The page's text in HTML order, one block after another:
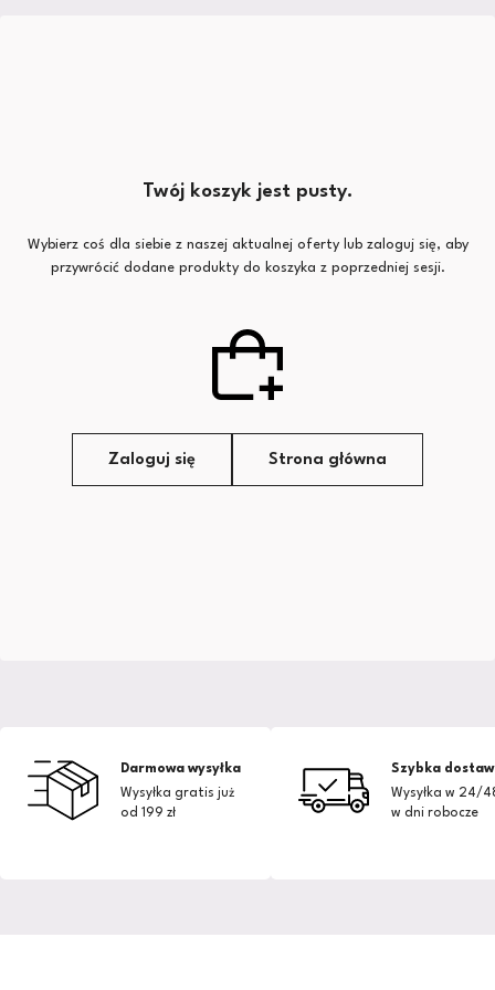
Twój koszyk jest pusty.
Wybierz coś dla siebie z naszej aktualnej oferty lub zaloguj się, aby
przywrócić dodane produkty do koszyka z poprzedniej sesji.
Zaloguj się Strona główna
Darmowa wysyłka
Wysyłka gratis już
od 199 zł
Szybka
Wysyłka w 24/
w dni robocze